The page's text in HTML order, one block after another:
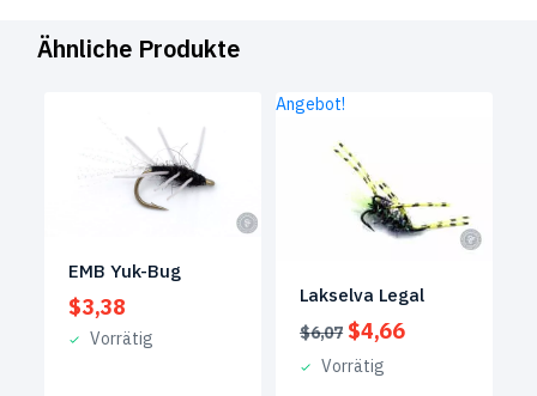
Ähnliche Produkte
EMB Yuk-Bug
$3,38
Vorrätig
Angebot!
Lakselva Legal
$6,07 Ursprünglicher
Preis
war:
$4,66Aktueller
Vorrätig